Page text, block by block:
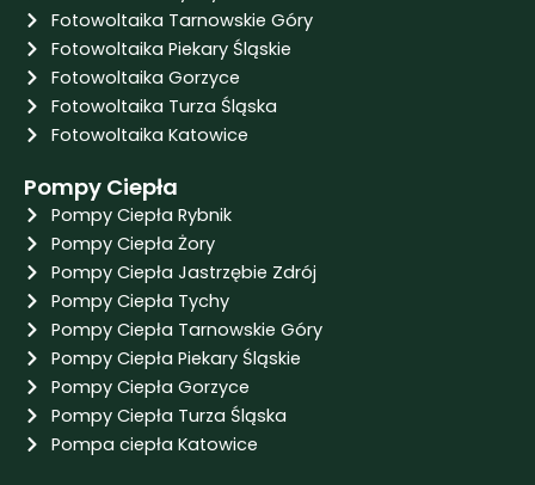
Fotowoltaika Tarnowskie Góry
Fotowoltaika Piekary Śląskie
Fotowoltaika Gorzyce
Fotowoltaika Turza Śląska
Fotowoltaika Katowice
Pompy Ciepła
Pompy Ciepła Rybnik
Pompy Ciepła Żory
Pompy Ciepła Jastrzębie Zdrój
Pompy Ciepła Tychy
Pompy Ciepła Tarnowskie Góry
Pompy Ciepła Piekary Śląskie
Pompy Ciepła Gorzyce
Pompy Ciepła Turza Śląska
Pompa ciepła Katowice